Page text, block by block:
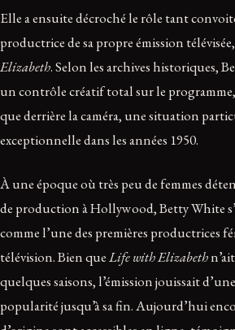
Elle a ensuite décroché le rôle tant
productrice de sa propre émission télévisée,
Elizabeth. Selon les archives historiques,
un contrôle créatif total sur le
que derrière la caméra, une situation
exceptionnelle dans les années 1950.
À une époque où très peu de femmes
de production à Hollywood, Betty White
comme l’une des premières productrices
télévision. Bien queLife with Elizabeth
quelques saisons, l’émission jouissait
popularité jusqu’à sa fin. Aujourd’hui